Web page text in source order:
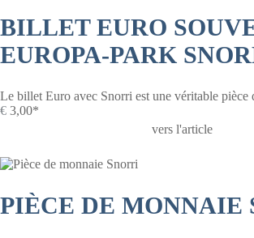
BILLET EURO
EUROPA-PARK
Le billet Euro avec Snorri est une véritable pièce
€ 3,00*
vers l'article
PIÈCE DE MONNAIE